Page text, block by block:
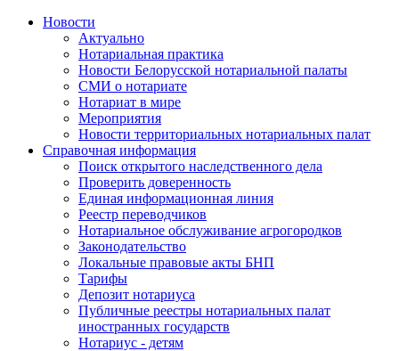
Новости
Актуально
Нотариальная практика
Новости Белорусской нотариальной палаты
СМИ о нотариате
Нотариат в мире
Мероприятия
Новости территориальных нотариальных палат
Справочная информация
Поиск открытого наследственного дела
Проверить доверенность
Единая информационная линия
Реестр переводчиков
Нотариальное обслуживание агрогородков
Законодательство
Локальные правовые акты БНП
Тарифы
Депозит нотариуса
Публичные реестры нотариальных палат
иностранных государств
Нотариус - детям